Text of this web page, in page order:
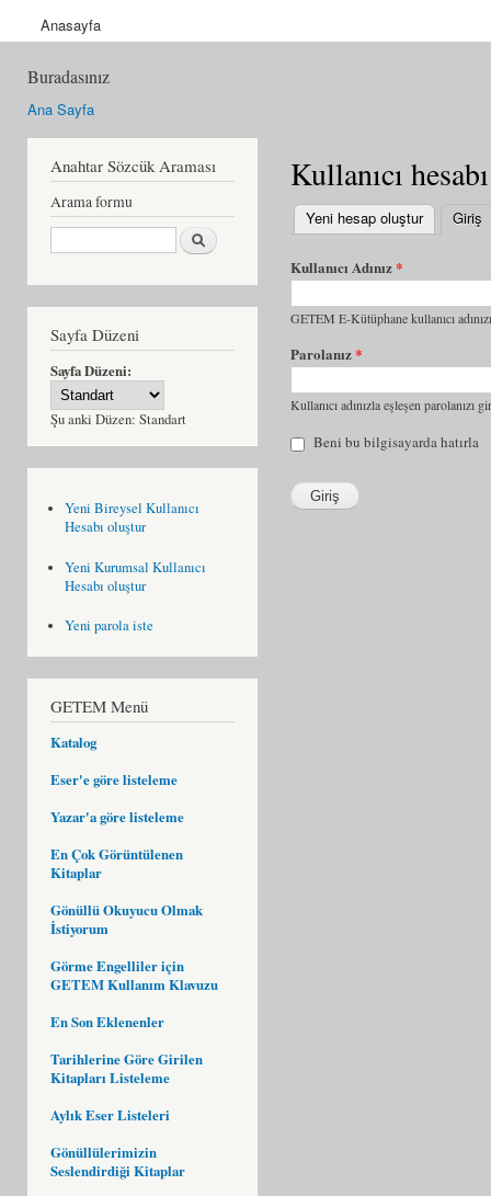
Anasayfa
Buradasınız
Ana Sayfa
Anahtar Sözcük Araması
Arama formu
Ara
Sayfa Düzeni
Sayfa Düzeni:
Şu anki Düzen: Standart
Yeni Bireysel Kullanıcı
Hesabı oluştur
Yeni Kurumsal Kullanıcı
Hesabı oluştur
Yeni parola iste
GETEM Menü
Katalog
Eser'e göre listeleme
Yazar'a göre listeleme
En Çok Görüntülenen
Kitaplar
Gönüllü Okuyucu Olmak
İstiyorum
Görme Engelliler için
GETEM Kullanım Klavuzu
En Son Eklenenler
Tarihlerine Göre Girilen
Kitapları Listeleme
Aylık Eser Listeleri
Gönüllülerimizin
Seslendirdiği Kitaplar
Kullanıcı hesabı
Yeni hesap oluştur Giriş
Kullanıcı Adınız*
GETEM E-Kütüphane kullanıcı
Parolanız*
Kullanıcı adınızla eşleşen parolanızı
Beni bu bilgisayarda hatırla